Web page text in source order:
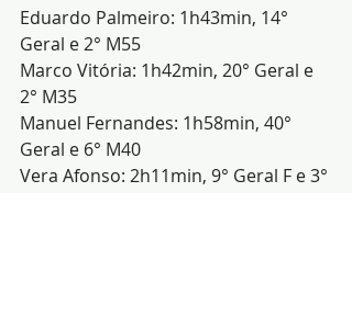
Eduardo Palmeiro: 1h43min, 14°
Geral e 2° M55
Marco Vitória: 1h42min, 20° Geral e
2° M35
Manuel Fernandes: 1h58min, 40°
Geral e 6° M40
Vera Afonso: 2h11min, 9° Geral F e 3°